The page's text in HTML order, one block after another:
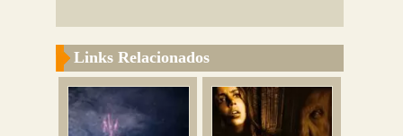
Links Relacionados